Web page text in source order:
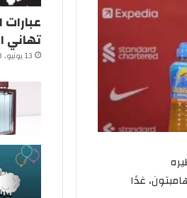
غدًا
تهاني
13 يونيو، 2023